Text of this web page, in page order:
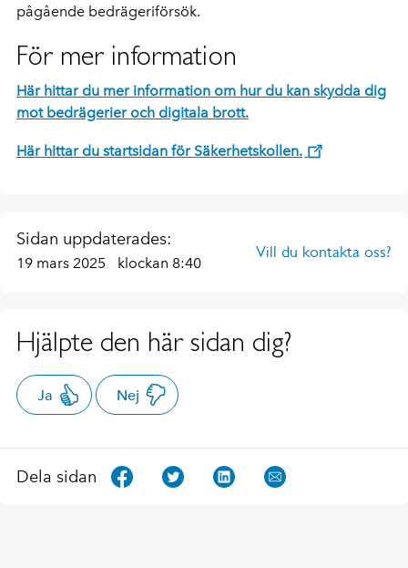
pågående bedrägeriförsök.
För mer information
Här hittar du mer information om hur du kan skydda dig
mot bedrägerier och digitala brott.
Här hittar du startsidan för Säkerhetskollen.
Sidan uppdaterades:
19 mars 2025 klockan 8:40
Vill du kontakta oss?
Hjälpte den här sidan dig?
Ja Nej
Dela sidan